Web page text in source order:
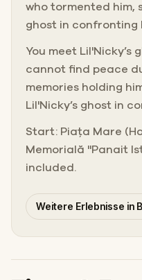
who tormented him,
ghost in confronting
You meet Lil'Nicky’s
cannot find peace
memories holding
Lil'Nicky’s ghost in
Start: Piața Mare
Memorială "Panait
included.
Weitere Erlebnisse in